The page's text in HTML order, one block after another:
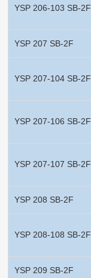
YSP 206-103 SB-2F
YSP 207 SB-2F
YSP 207-104 SB-2F
YSP 207-106 SB-2F
YSP 207-107 SB-2F
YSP 208 SB-2F
YSP 208-108 SB-2F
YSP 209 SB-2F